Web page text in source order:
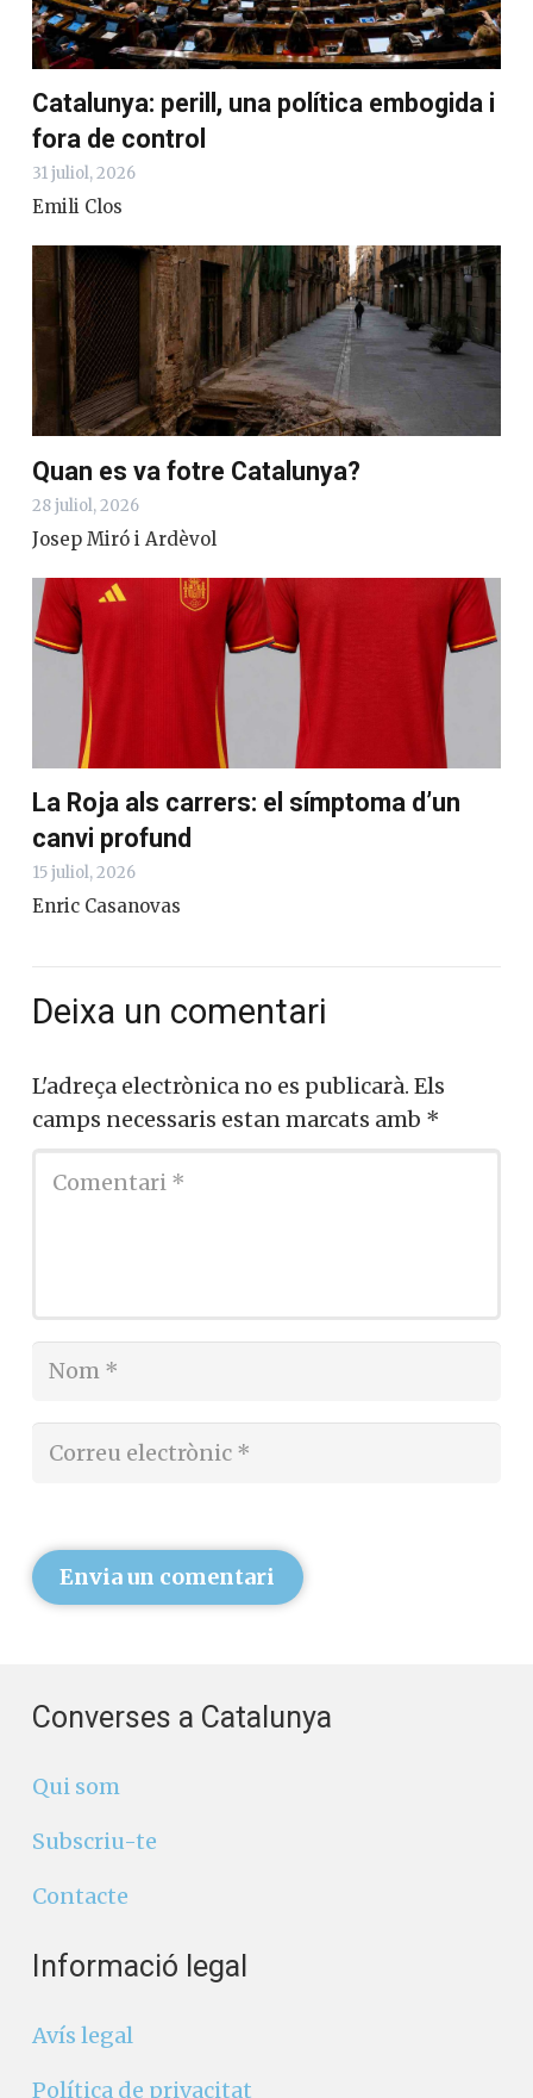
Catalunya: perill, una política embogida i
fora de control
31 juliol, 2026
Emili Clos
Quan es va fotre Catalunya?
28 juliol, 2026
Josep Miró i Ardèvol
La Roja als carrers: el símptoma d’un
canvi profund
15 juliol, 2026
Enric Casanovas
Deixa un comentari
L'adreça electrònica no es publicarà. Els
camps necessaris estan marcats amb *
Envia un comentari
Converses a Catalunya
Qui som
Subscriu-te
Contacte
Informació legal
Avís legal
Política de privacitat